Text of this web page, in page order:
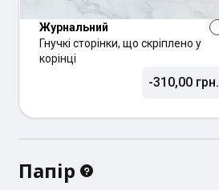
Журнальний
Гнучкі сторінки, що скріплено у
корінці
-310,00 грн.
Папір